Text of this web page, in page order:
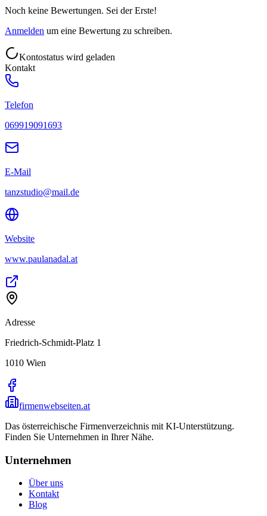
Noch keine Bewertungen. Sei der Erste!
Anmelden um eine Bewertung zu schreiben.
Kontostatus wird geladen
Kontakt
Telefon
069919091693
E-Mail
tanzstudio@mail.de
Website
www.paulanadal.at
Adresse
Friedrich-Schmidt-Platz 1
1010 Wien
firmenwebseiten.at
Das österreichische Firmenverzeichnis mit KI-Unterstützung.
Finden Sie Unternehmen in Ihrer Nähe.
Unternehmen
Über uns
Kontakt
Blog